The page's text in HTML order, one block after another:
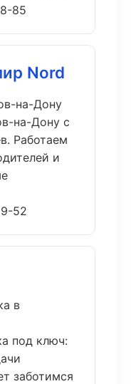
85
Nord
на-Дону
на-Дону с
Работаем
и
52
в
под ключ:
заботимся